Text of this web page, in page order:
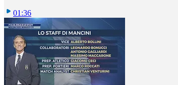
01:36